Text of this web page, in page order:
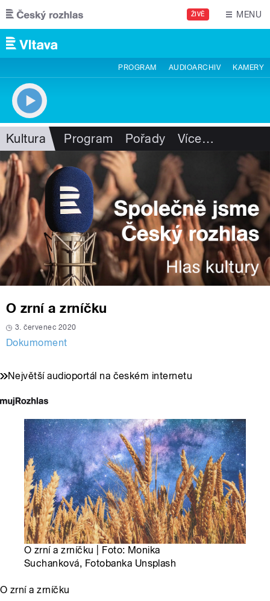
Přejít k hlavnímu obsahu
ŽIVĚ MENU
PROGRAM AUDIOARCHIV KAMERY
Kultura Program Pořady Více…
O zrní a zrníčku
3. červenec 2020
Dokumoment
Největší audioportál na českém internetu
O zrní a zrníčku | Foto: Monika
Suchanková, Fotobanka Unsplash
O zrní a zrníčku